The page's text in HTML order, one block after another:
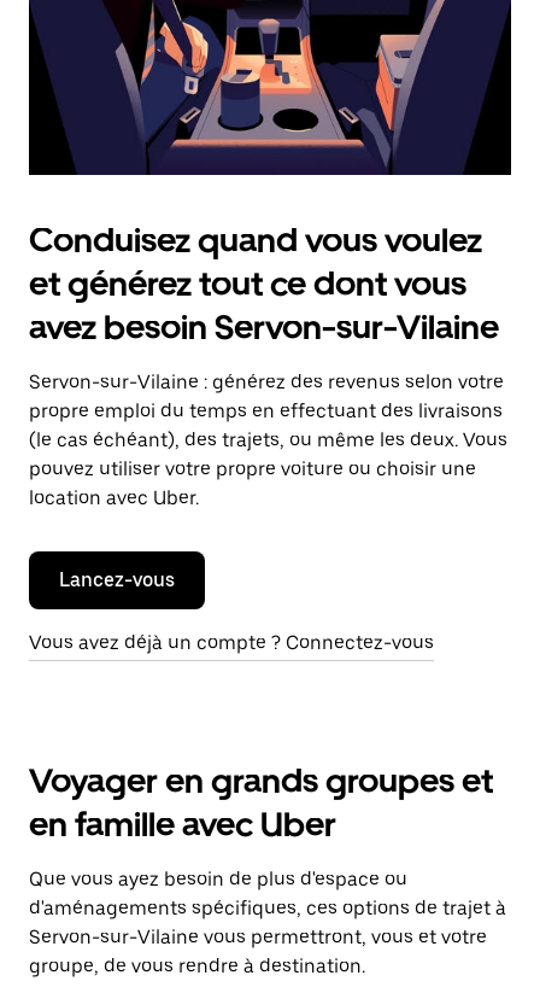
pour
fermer
le
calendrier.
Conduisez quand vous voulez
et générez tout ce dont vous
avez besoin Servon-sur-Vilaine
Servon-sur-Vilaine : générez des revenus selon votre
propre emploi du temps en effectuant des livraisons
(le cas échéant), des trajets, ou même les deux. Vous
pouvez utiliser votre propre voiture ou choisir une
location avec Uber.
Lancez-vous
Vous avez déjà un compte ? Connectez-vous
Voyager en grands groupes et
en famille avec Uber
Que vous ayez besoin de plus d'espace ou
d'aménagements spécifiques, ces options de trajet à
Servon-sur-Vilaine vous permettront, vous et votre
groupe, de vous rendre à destination.